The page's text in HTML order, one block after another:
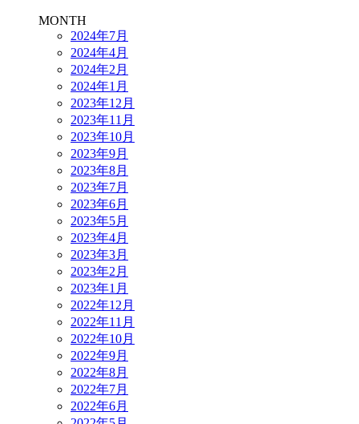
MONTH
2024年7月
2024年4月
2024年2月
2024年1月
2023年12月
2023年11月
2023年10月
2023年9月
2023年8月
2023年7月
2023年6月
2023年5月
2023年4月
2023年3月
2023年2月
2023年1月
2022年12月
2022年11月
2022年10月
2022年9月
2022年8月
2022年7月
2022年6月